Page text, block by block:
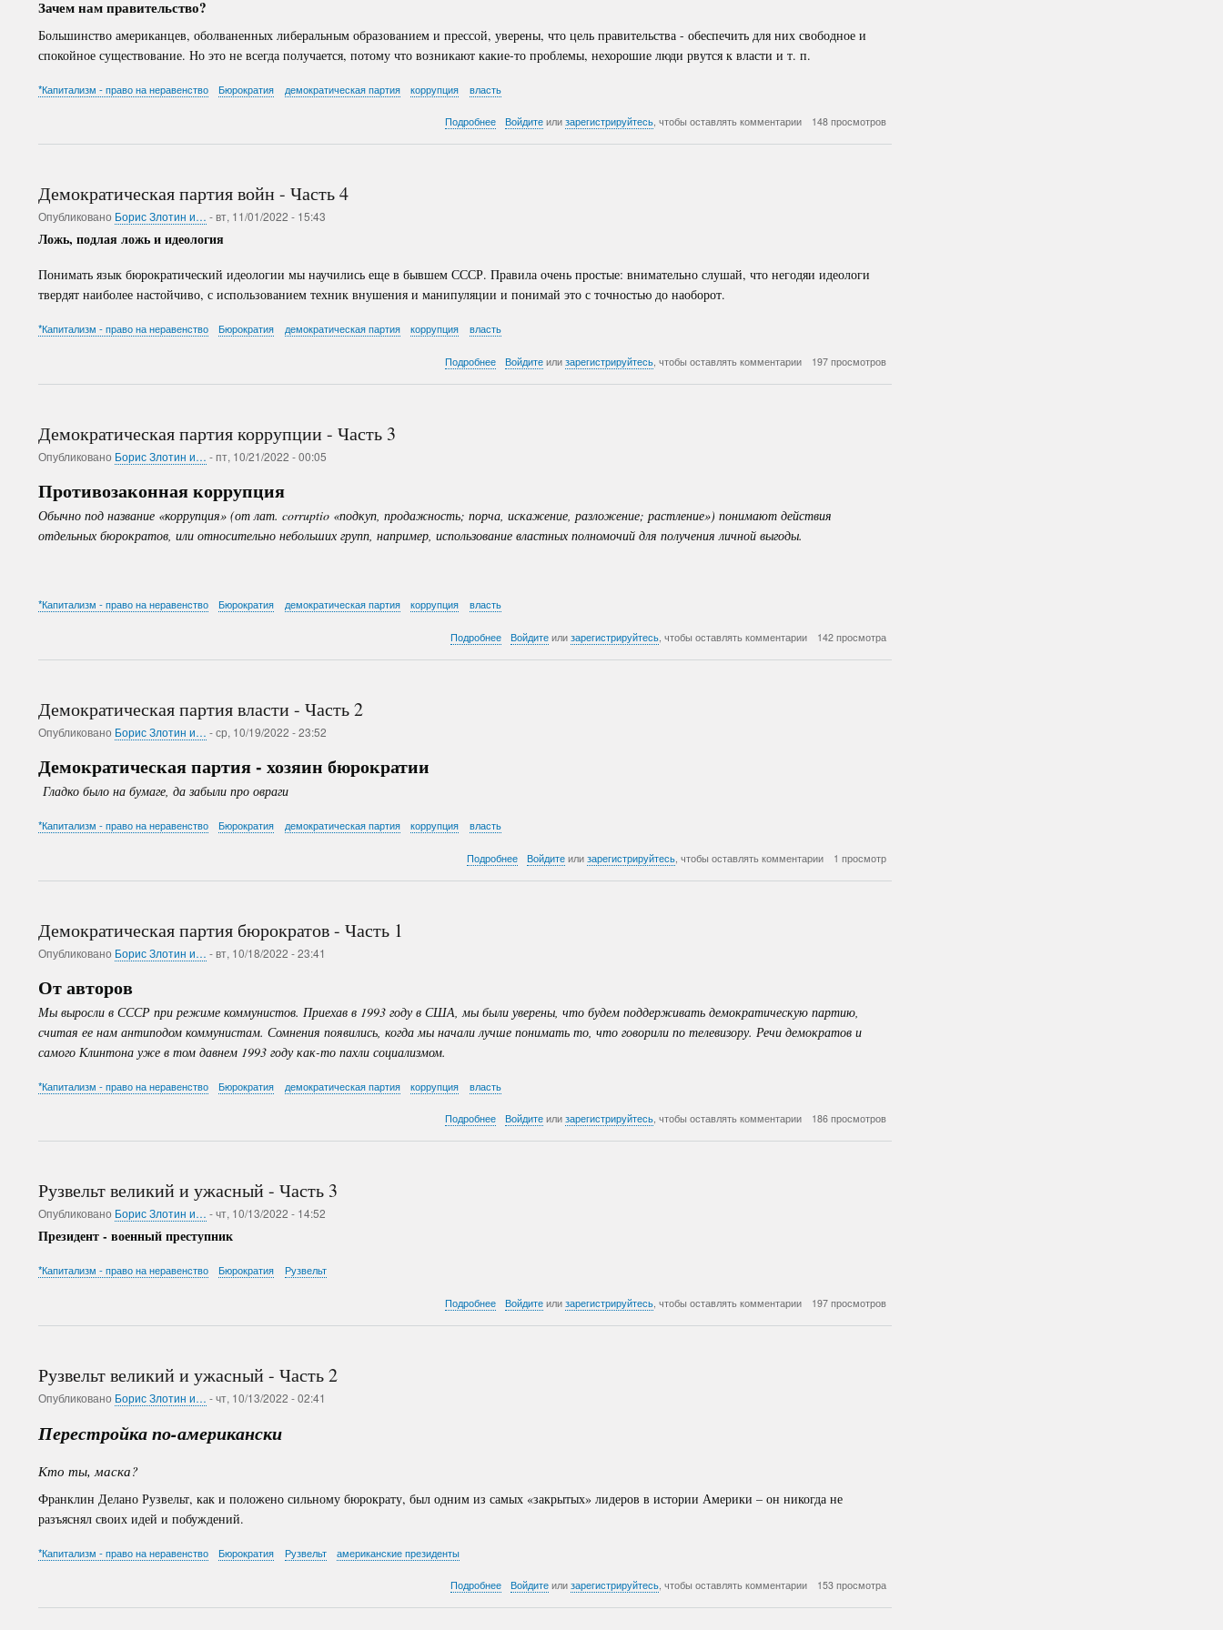
Зачем нам правительство?
Большинство американцев, оболваненных либеральным образованием и прессой, уверены, что цель правительства - обеспечить для них свободное и
спокойное существование. Но это не всегда получается, потому что возникают какие-то проблемы, нехорошие люди рвутся к власти и т. п.
*Капитализм - право на неравенство Бюрократия демократическая партия коррупция власть
Подробнеео
Войдите илизарегистрируйтесь, чтобы оставлять комментарии 148 просмотров
Демократическая партия войн - Часть 4
Опубликовано Борис Злотин и… -вт, 11/01/2022 - 15:43
Ложь, подлая ложь и идеология
Понимать язык бюрократический идеологии мы научились еще в бывшем СССР. Правила очень простые: внимательно слушай, что негодяи идеологи
твердят наиболее настойчиво, с использованием техник внушения и манипуляции и понимай это с точностью до наоборот.
*Капитализм - право на неравенство Бюрократия демократическая партия коррупция власть
Подробнеео
Войдите илизарегистрируйтесь , чтобы оставлять комментарии 197 просмотров
Демократическая партия коррупции - Часть 3
Опубликовано Борис Злотин и… -пт, 10/21/2022 - 00:05
Противозаконная коррупция
Обычно под название «коррупция» (от лат. corruptio «подкуп, продажность; порча, искажение, разложение; растление») понимают действия
отдельных бюрократов, или относительно небольших групп, например, использование властных полномочий для получения личной выгоды.
*Капитализм - право на неравенство Бюрократия демократическая партия коррупция власть
Подробнеео
Войдите илизарегистрируйтесь, чтобы оставлять комментарии 142 просмотра
Демократическая партия власти - Часть 2
Опубликовано Борис Злотин и… -ср, 10/19/2022 - 23:52
Демократическая партия - хозяин бюрократии
Гладко было на бумаге, да забыли про овраги
*Капитализм - право на неравенство Бюрократия демократическая партия коррупция власть
Подробнеео
Войдите илизарегистрируйтесь , чтобы оставлять комментарии 1 просмотр
Демократическая партия бюрократов - Часть 1
Опубликовано Борис Злотин и… -вт, 10/18/2022 - 23:41
От авторов
Мы выросли в СССР при режиме коммунистов. Приехав в 1993 году в США, мы были уверены, что будем поддерживать демократическую партию,
считая ее нам антиподом коммунистам. Сомнения появились, когда мы начали лучше понимать то, что говорили по телевизору. Речи демократов и
самого Клинтона уже в том давнем 1993 году как-то пахли социализмом.
*Капитализм - право на неравенство Бюрократия демократическая партия коррупция власть
Подробнеео
Войдите илизарегистрируйтесь, чтобы оставлять комментарии 186 просмотров
Рузвельт великий и ужасный - Часть 3
Опубликовано Борис Злотин и… -чт, 10/13/2022 - 14:52
Президент - военный преступник
*Капитализм - право на неравенство Бюрократия Рузвельт
Подробнеео
Войдите илизарегистрируйтесь , чтобы оставлять комментарии 197 просмотров
Рузвельт великий и ужасный - Часть 2
Опубликовано Борис Злотин и… -чт, 10/13/2022 - 02:41
Перестройка по-американски
Кто ты, маска?
Франклин Делано Рузвельт, как и положено сильному бюрократу, был одним из самых «закрытых» лидеров в истории Америки – он никогда не
разъяснял своих идей и побуждений.
*Капитализм - право на неравенство Бюрократия Рузвельт американские президенты
Подробнеео
Войдите илизарегистрируйтесь, чтобы оставлять комментарии 153 просмотра